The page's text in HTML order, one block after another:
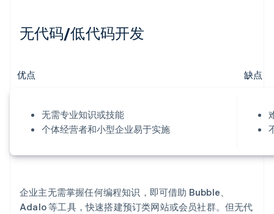
无代码/低代码开发
优点 缺点
无需专业知识或技能
个体经营者和小型企业易于实施
企业主无需掌握任何编程知识，即可借助 Bubble、
Adalo 等工具，快速搭建预订类网站或会员社群。但无代